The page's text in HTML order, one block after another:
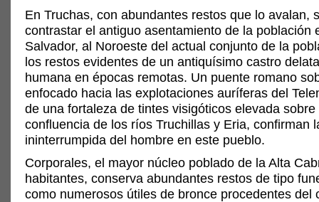
En Truchas, con abundantes restos que lo avalan,
contrastar el antiguo asentamiento de la población
Salvador, al Noroeste del actual conjunto de la
los restos evidentes de un antiquísimo castro
humana en épocas remotas. Un puente romano
enfocado hacia las explotaciones auríferas del
de una fortaleza de tintes visigóticos elevada
confluencia de los ríos Truchillas y Eria, confirman
ininterrumpida del hombre en este pueblo.
Corporales, el mayor núcleo poblado de la Alta
habitantes, conserva abundantes restos de tipo
como numerosos útiles de bronce procedentes del